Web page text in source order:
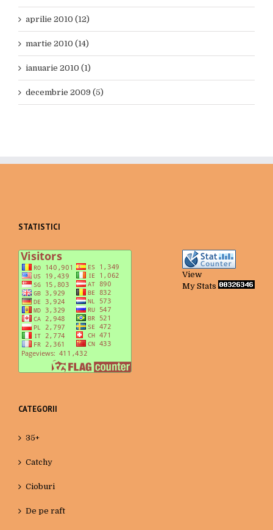
aprilie 2010 (12)
martie 2010 (14)
ianuarie 2010 (1)
decembrie 2009 (5)
STATISTICI
View
My Stats
CATEGORII
35+
Catchy
Cioburi
De pe raft